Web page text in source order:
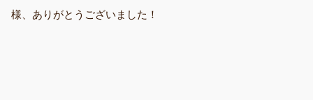
様、ありがとうございました！